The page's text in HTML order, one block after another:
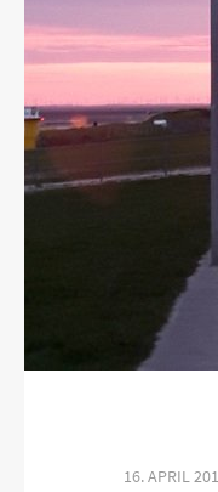
16. APRIL